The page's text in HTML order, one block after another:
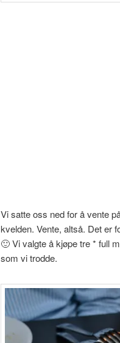
Vi satte oss ned for å vente
kvelden. Vente, altså. Det er
🙂 Vi valgte å kjøpe tre * full
som vi trodde.